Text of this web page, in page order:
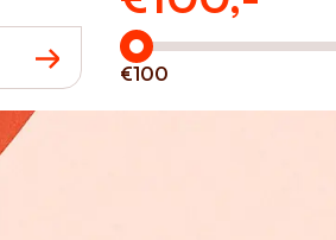
€100